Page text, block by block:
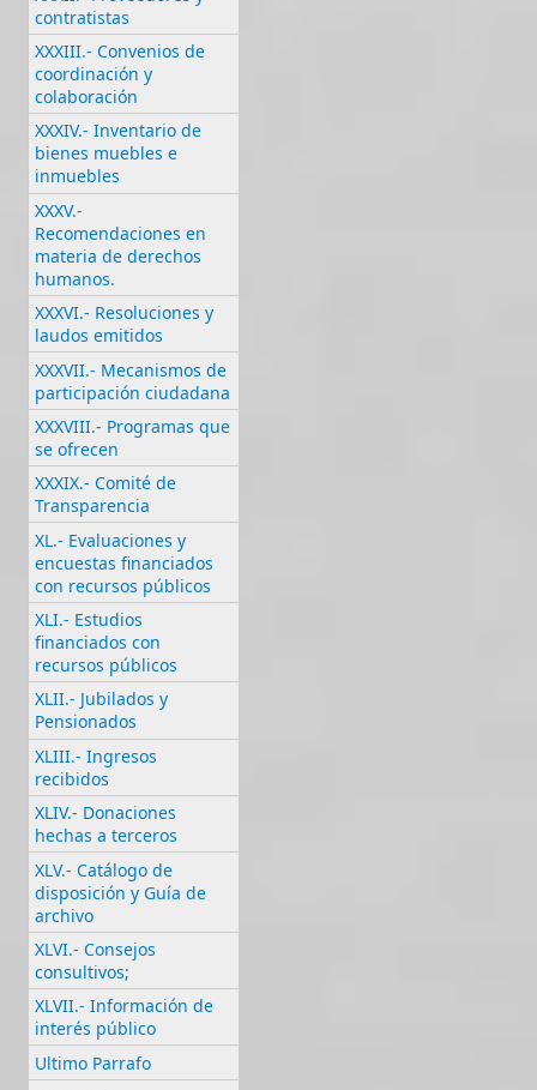
contratistas
XXXIII.- Convenios de
coordinación y
colaboración
XXXIV.- Inventario de
bienes muebles e
inmuebles
XXXV.-
Recomendaciones en
materia de derechos
humanos.
XXXVI.- Resoluciones y
laudos emitidos
XXXVII.- Mecanismos de
participación ciudadana
XXXVIII.- Programas que
se ofrecen
XXXIX.- Comité de
Transparencia
XL.- Evaluaciones y
encuestas financiados
con recursos públicos
XLI.- Estudios
financiados con
recursos públicos
XLII.- Jubilados y
Pensionados
XLIII.- Ingresos
recibidos
XLIV.- Donaciones
hechas a terceros
XLV.- Catálogo de
disposición y Guía de
archivo
XLVI.- Consejos
consultivos;
XLVII.- Información de
interés público
Ultimo Parrafo